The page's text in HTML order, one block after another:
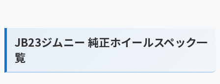
JB23ジムニー 純正ホイールスペック一
覧